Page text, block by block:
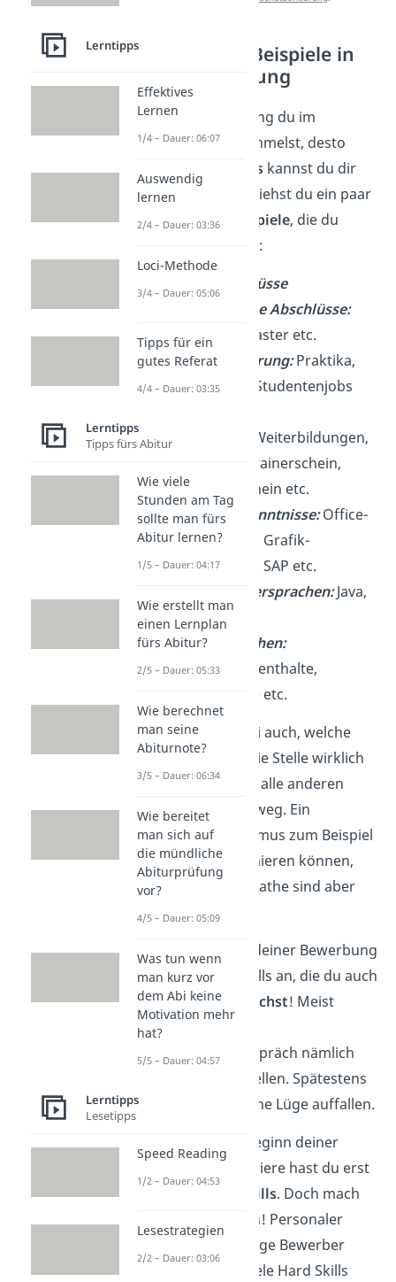
Hard Skills Beispiele in
der Bewerbung
Je mehr Erfahrung du im
Berufsleben sammelst, desto
Hard Skills kannst du dir
aneignen. Hier siehst du ein paar
Hard Skills Beispiele, die du
angeben kannst:
Schulabschlüsse
Akademische Abschlüsse:
Bachelor, Master etc.
Berufserfahrung:Praktika,
Nebenjobs, Studentenjobs
Weiterbildungen,
Seminare, Trainerschein,
Ausbilderschein etc.
Software-Kenntnisse:Office-
Programme, Grafik-
Programme, SAP etc.
Programmiersprachen: Java,
Python etc.
Fremdsprachen:
Auslandsaufenthalte,
Sprachkurse etc.
Frage dich dabei auch, welche
Hard Skills für die Stelle wirklich
relevantsind — alle anderen
lässt du besser weg. Ein
Bankkaufmann mus zum Beispiel
nicht programmieren können,
gute Noten in Mathe sind aber
wichtig.
Wichtig!
Gib in deiner Bewerbung
nur die Hard Skills an, die du auch
wirklichbeherrschst! Meist
musst du sie im
Bewerbungsgespräch nämlich
unter Beweis stellen. Spätestens
dann würde deine Lüge auffallen.
Besonders zu Beginn deiner
beruflichen Karriere hast du erst
wenige Hard Skills. Doch mach
dir keine Sorgen! Personaler
wissen, dass junge Bewerber
noch nicht so viele Hard Skills
Lerntipps
Effektives
Lernen
1/4 – Dauer: 06:07
Auswendig
lernen
2/4 – Dauer: 03:36
Loci-Methode
3/4 – Dauer: 05:06
Tipps für ein
gutes Referat
4/4 – Dauer: 03:35
Lerntipps
Tipps fürs Abitur
Wie viele
Stunden am Tag
sollte man fürs
Abitur lernen?
1/5 – Dauer: 04:17
Wie erstellt man
einen Lernplan
fürs Abitur?
2/5 – Dauer: 05:33
Wie berechnet
man seine
Abiturnote?
3/5 – Dauer: 06:34
Wie bereitet
man sich auf
die mündliche
Abiturprüfung
vor?
4/5 – Dauer: 05:09
Was tun wenn
man kurz vor
dem Abi keine
Motivation mehr
hat?
5/5 – Dauer: 04:57
Lerntipps
Lesetipps
Speed Reading
1/2 – Dauer: 04:53
Lesestrategien
2/2 – Dauer: 03:06